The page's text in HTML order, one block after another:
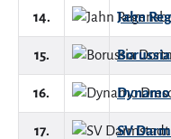
14. Jahn
15.
16.
17. SV